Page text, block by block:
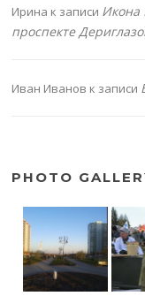
Ирина к записи Икона
проспекте
Иван Иванов к записи
PHOTO